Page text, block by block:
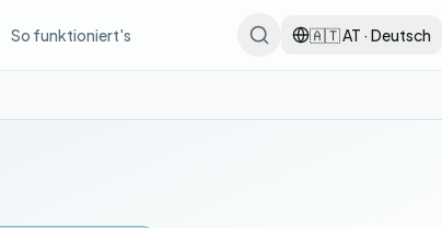
So funktioniert's 🇦🇹 AT · Deutsch